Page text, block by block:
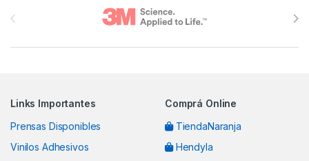
Links Importantes
Prensas Disponibles
Vinilos Adhesivos
Comprá Online
TiendaNaranja
Hendyla